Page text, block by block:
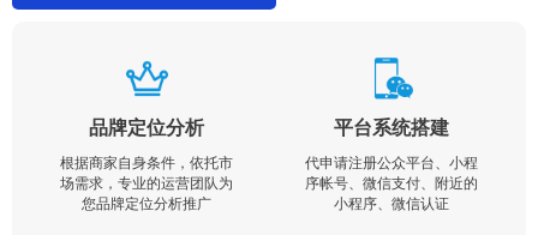
品牌定位分析
根据商家自身条件，依托市
场需求，专业的运营团队为
您品牌定位分析推广
平台系统搭建
代申请注册公众平台、小程
序帐号、微信支付、附近的
小程序、微信认证